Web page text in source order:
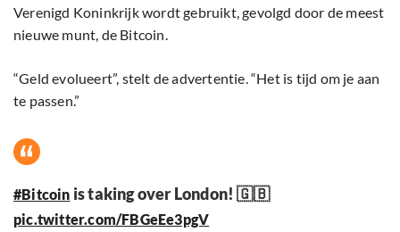
Verenigd Koninkrijk wordt gebruikt, gevolgd door de meest
nieuwe munt, de Bitcoin.
“Geld evolueert”, stelt de advertentie. “Het is tijd om je aan
te passen.”
#Bitcoin is taking over London! 🇬🇧
pic.twitter.com/FBGeEe3pgV